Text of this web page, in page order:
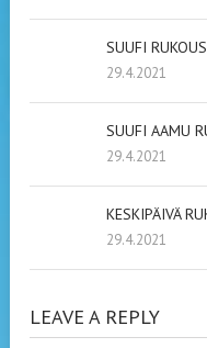
SUUFI
29.4.2021
SUUFI AAMU
29.4.2021
KESKIPÄIVÄ
29.4.2021
LEAVE A REPLY